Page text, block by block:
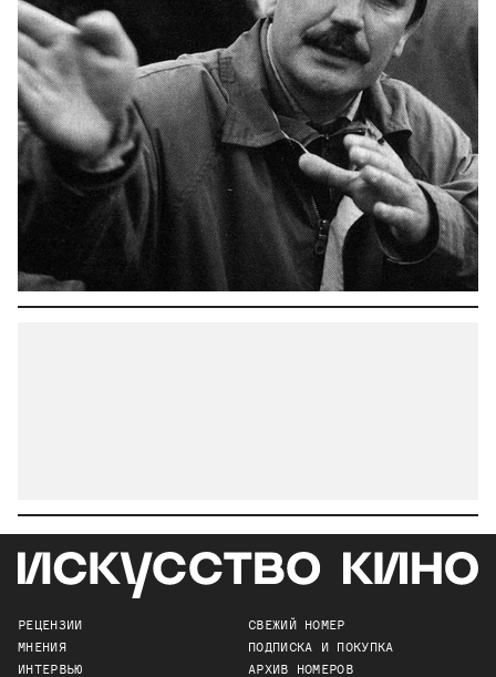
РЕЦЕНЗИИ
МНЕНИЯ
ИНТЕРВЬЮ
СВЕЖИЙ НОМЕР
ПОДПИСКА И ПОКУПКА
АРХИВ НОМЕРОВ